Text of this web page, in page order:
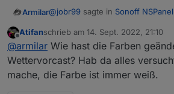
Armilar@jobr99 sagte in Sonoff NSPanel
@armilar Der timeout bzw. das
kommt ja von der Firmware,
Backend nicht viel dran
der counter für den timeout
Sehe mir grad die Farben an...
Offline
Atifanschrieb am 14. Sept. 2022, 21:10
zuletzt editiert von
@armilar Wie hast die Farben
Wettervorcast? Hab da alles
mache, die Farbe ist immer weiß.